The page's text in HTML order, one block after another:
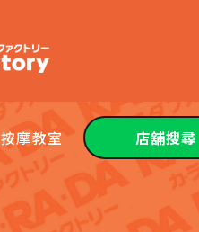
按摩教室 店舖搜